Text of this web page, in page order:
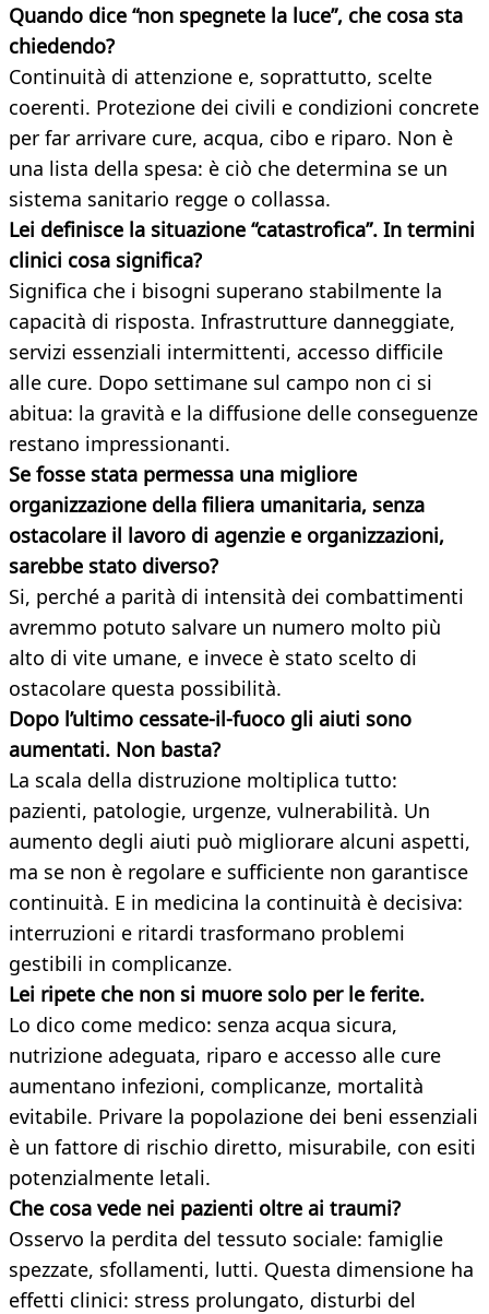
Quando dice “non spegnete la luce”, che cosa sta
chiedendo?
Continuità di attenzione e, soprattutto, scelte
coerenti. Protezione dei civili e condizioni concrete
per far arrivare cure, acqua, cibo e riparo. Non è
una lista della spesa: è ciò che determina se un
sistema sanitario regge o collassa.
Lei definisce la situazione “catastrofica”. In termini
clinici cosa significa?
Significa che i bisogni superano stabilmente la
capacità di risposta. Infrastrutture danneggiate,
servizi essenziali intermittenti, accesso difficile
alle cure. Dopo settimane sul campo non ci si
abitua: la gravità e la diffusione delle conseguenze
restano impressionanti.
Se fosse stata permessa una migliore
organizzazione della filiera umanitaria, senza
ostacolare il lavoro di agenzie e organizzazioni,
sarebbe stato diverso?
Si, perché a parità di intensità dei combattimenti
avremmo potuto salvare un numero molto più
alto di vite umane, e invece è stato scelto di
ostacolare questa possibilità.
Dopo l’ultimo cessate-il-fuoco gli aiuti sono
aumentati. Non basta?
La scala della distruzione moltiplica tutto:
pazienti, patologie, urgenze, vulnerabilità. Un
aumento degli aiuti può migliorare alcuni aspetti,
ma se non è regolare e sufficiente non garantisce
continuità. E in medicina la continuità è decisiva:
interruzioni e ritardi trasformano problemi
gestibili in complicanze.
Lei ripete che non si muore solo per le ferite.
Lo dico come medico: senza acqua sicura,
nutrizione adeguata, riparo e accesso alle cure
aumentano infezioni, complicanze, mortalità
evitabile. Privare la popolazione dei beni essenziali
è un fattore di rischio diretto, misurabile, con esiti
potenzialmente letali.
Che cosa vede nei pazienti oltre ai traumi?
Osservo la perdita del tessuto sociale: famiglie
spezzate, sfollamenti, lutti. Questa dimensione ha
effetti clinici: stress prolungato, disturbi del